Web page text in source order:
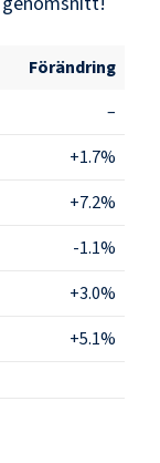
Förändring
–
+1.7%
+7.2%
-1.1%
+3.0%
+5.1%